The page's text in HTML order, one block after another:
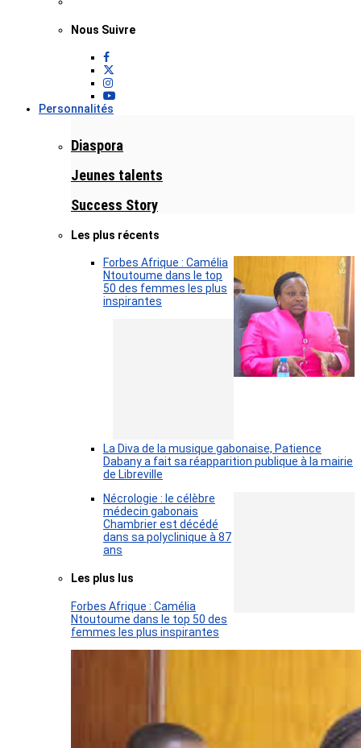
Nous Suivre
Personnalités
Diaspora
Jeunes talents
Success Story
Les plus récents
Forbes Afrique : Camélia
Ntoutoume dans le top
50 des femmes les plus
inspirantes
La Diva de la musique gabonaise, Patience
Dabany a fait sa réapparition publique à la mairie
de Libreville
Nécrologie : le célèbre
médecin gabonais
Chambrier est décédé
dans sa polyclinique à 87
ans
Les plus lus
Forbes Afrique : Camélia
Ntoutoume dans le top 50 des
femmes les plus inspirantes